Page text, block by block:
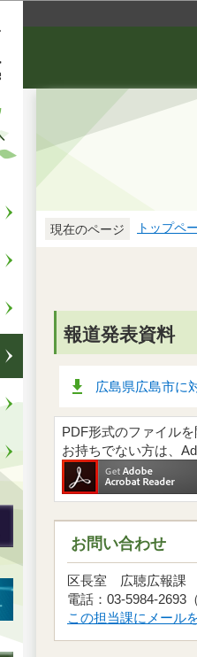
現在のページ トップペ
報道発表資料
広島県広島市に
PDF形式のファイル
お持ちでない方は、
お問い合わせ
区長室 広聴広報
電話：03-5984-
この担当課にメール